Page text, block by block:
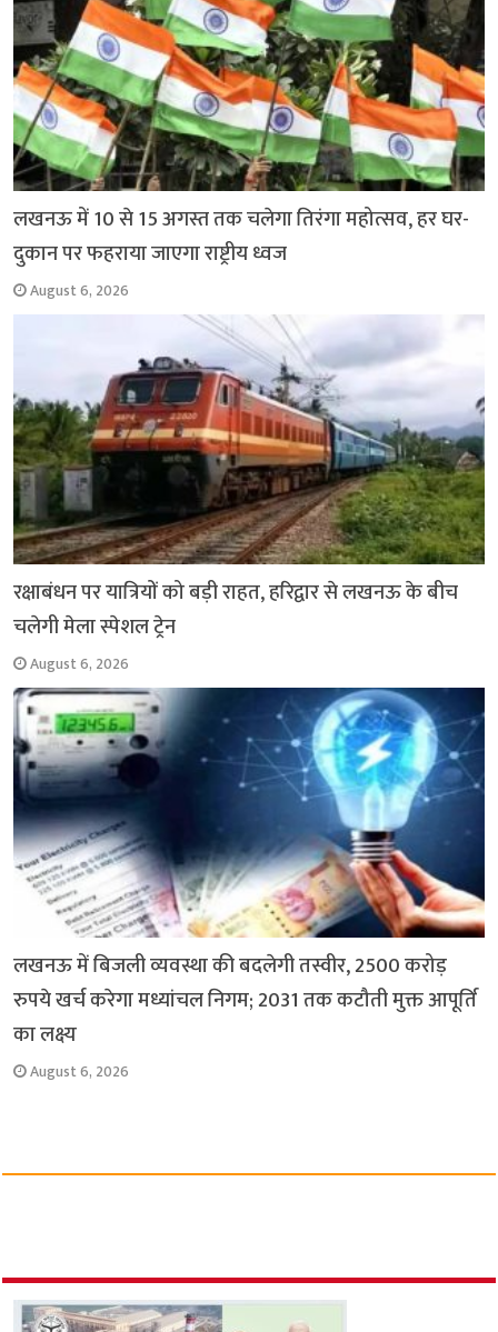
लखनऊ में 10 से 15 अगस्त तक चलेगा तिरंगा महोत्सव, हर घर-
दुकान पर फहराया जाएगा राष्ट्रीय ध्वज
August 6, 2026
रक्षाबंधन पर यात्रियों को बड़ी राहत, हरिद्वार से लखनऊ के बीच
चलेगी मेला स्पेशल ट्रेन
August 6, 2026
लखनऊ में बिजली व्यवस्था की बदलेगी तस्वीर, 2500 करोड़
रुपये खर्च करेगा मध्यांचल निगम; 2031 तक कटौती मुक्त आपूर्ति
का लक्ष्य
August 6, 2026